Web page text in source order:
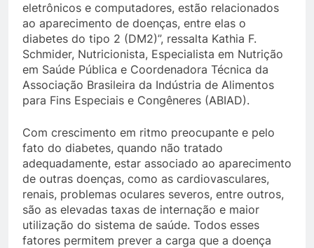
eletrônicos e computadores, estão relacionados
ao aparecimento de doenças, entre elas o
diabetes do tipo 2 (DM2)”, ressalta Kathia F.
Schmider, Nutricionista, Especialista em Nutrição
em Saúde Pública e Coordenadora Técnica da
Associação Brasileira da Indústria de Alimentos
para Fins Especiais e Congêneres (ABIAD).
Com crescimento em ritmo preocupante e pelo
fato do diabetes, quando não tratado
adequadamente, estar associado ao aparecimento
de outras doenças, como as cardiovasculares,
renais, problemas oculares severos, entre outros,
são as elevadas taxas de internação e maior
utilização do sistema de saúde. Todos esses
fatores permitem prever a carga que a doença